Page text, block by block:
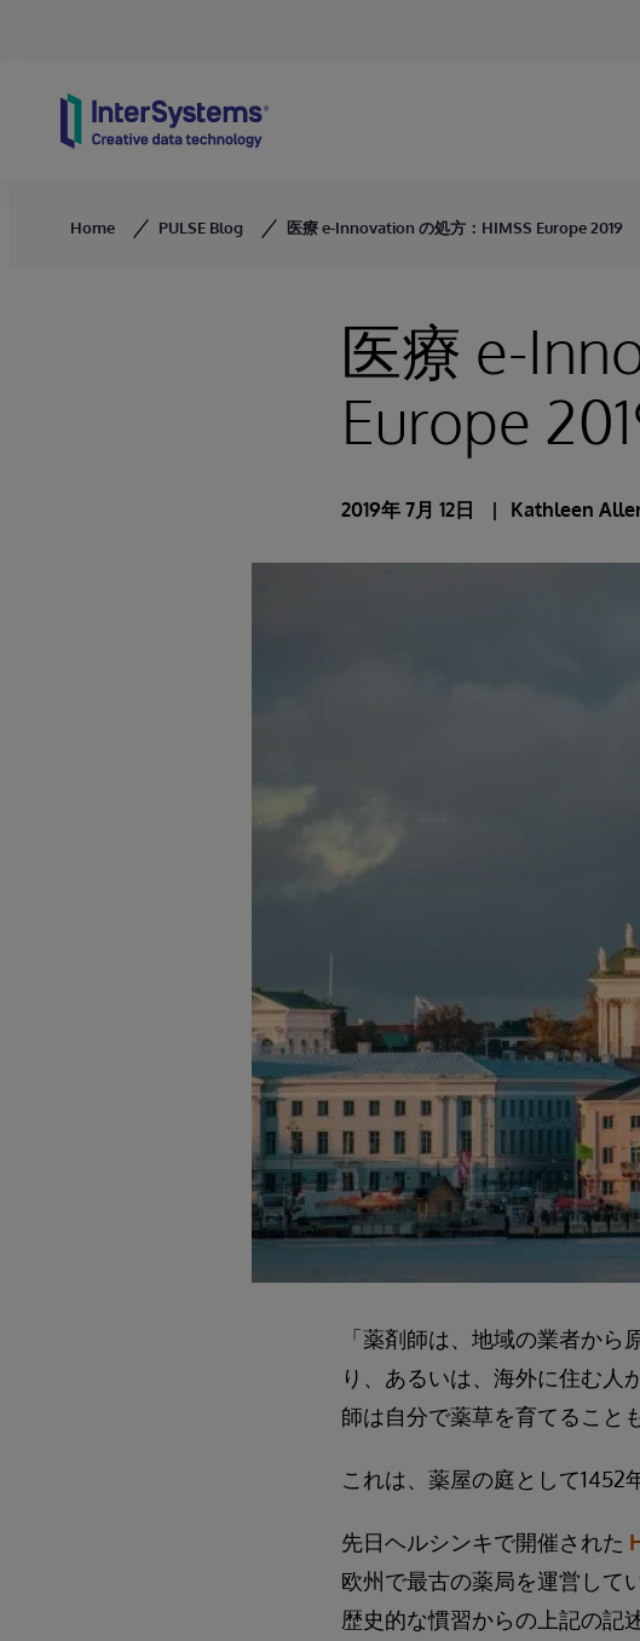
Home PULSE Blog 医療 e-Innovation の処方：HIMSS Europe 2019
医療 e-
Europe
2019年 7月 12日 Kathleen Aller
「薬剤師は、地域の業者か
り、あるいは、海外に住む人
師は自分で薬草を育てること
これは、薬屋の庭として1452
先日ヘルシンキで開催された
欧州で最古の薬局を運営して
歴史的な慣習からの上記の記